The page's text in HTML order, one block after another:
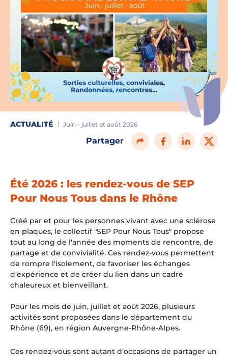
ACTUALITÉ Juin - juillet et août 2026
Partager
Été 2026 : les rendez-vous de SEP
Pour Nous Tous dans le Rhône
Créé par et pour les personnes vivant avec une sclérose
en plaques, le collectif "SEP Pour Nous Tous" propose
tout au long de l'année des moments de rencontre, de
partage et de convivialité. Ces rendez-vous permettent
de rompre l'isolement, de favoriser les échanges
d'expérience et de créer du lien dans un cadre
chaleureux et bienveillant.
Pour les mois de juin, juillet et août 2026, plusieurs
activités sont proposées dans le département du
Rhône (69), en région Auvergne-Rhône-Alpes.
Ces rendez-vous sont autant d'occasions de partager un